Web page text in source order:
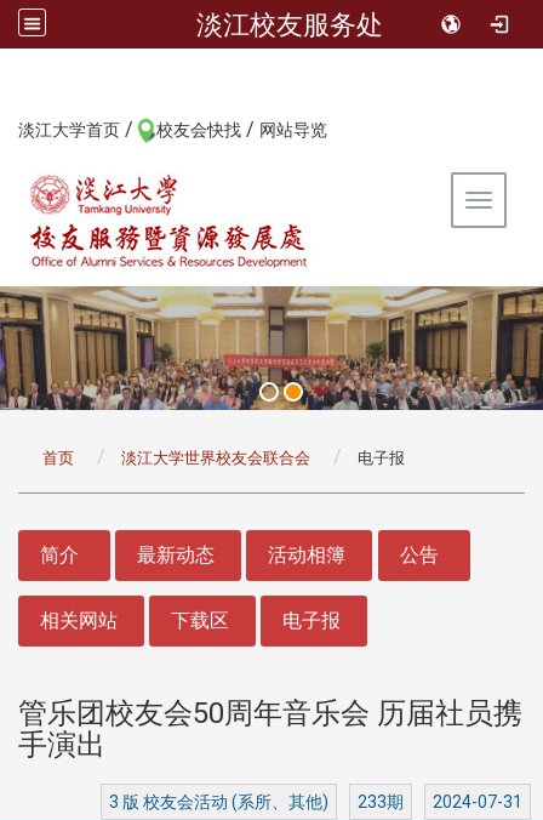
淡江校友服务处
淡江大学首页 / 校友会快找 / 网站导览
Toggle
首页 淡江大学世界校友会联合会 电子报
简介 最新动态 活动相簿 公告
相关网站 下载区 电子报
管乐团校友会50周年音乐会 历届社员携
手演出
3 版 校友会活动 (系所、其他) 233期 2024-07-31